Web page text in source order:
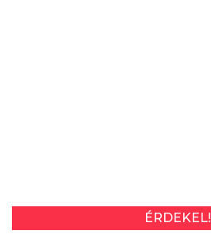
ÉRDEKEL!